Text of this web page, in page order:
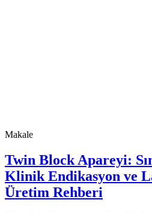
Makale
Twin Block Apareyi:
Klinik Endikasyon ve
Üretim Rehberi